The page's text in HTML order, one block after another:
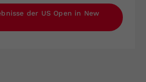
der US Open in New